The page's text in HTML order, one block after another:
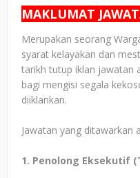
MAKLUMAT
Merupakan seorang
syarat kelayakan dan
tarikh tutup iklan jawatan
bagi mengisi segala
diiklankan.
Jawatan yang ditawarkan
1. Penolong Eksekutif